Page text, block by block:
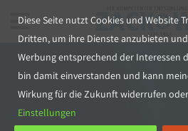
Diese Seite nutzt Cookies und Website
Dritten, um ihre Dienste anzubieten
Werbung entsprechend der Interessen
bin damit einverstanden und kann
Wirkung für die Zukunft widerrufen
Einstellungen